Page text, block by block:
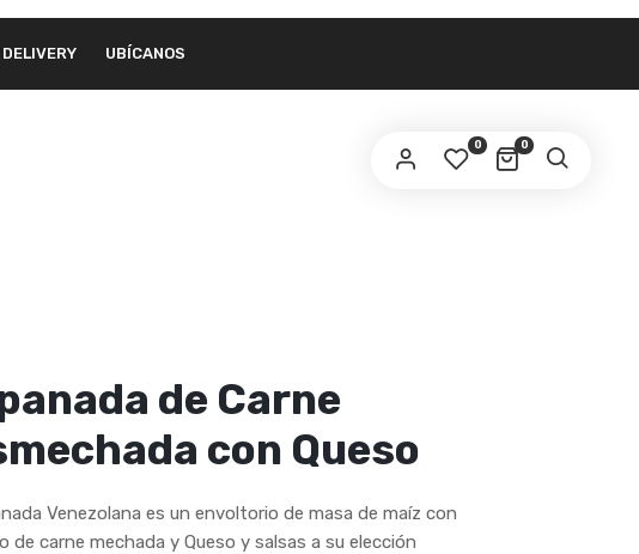
DELIVERY UBÍCANOS
0
0
A link to set a new password will be sent to your
Your personal data will be used to support your experience
de Carne
con Queso
Venezolana es un envoltorio de masa de maíz con
de carne mechada y Queso y salsas a su elección